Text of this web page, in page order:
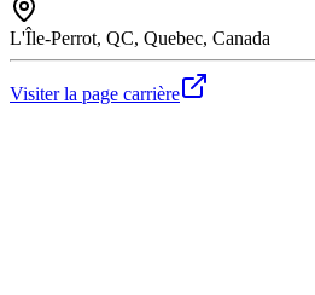
L'Île-Perrot, QC, Quebec, Canada
Visiter la page carrière